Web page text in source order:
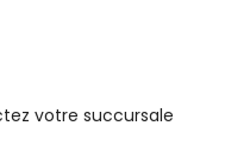
votre succursale